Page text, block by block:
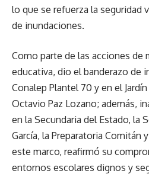
lo que se refuerza la seguridad
de inundaciones.
Como parte de las acciones de
educativa, dio el banderazo de
Conalep Plantel 70 y en el
Octavio Paz Lozano; además,
en la Secundaria del Estado, la
García, la Preparatoria Comitán
este marco, reafirmó su
entornos escolares dignos y